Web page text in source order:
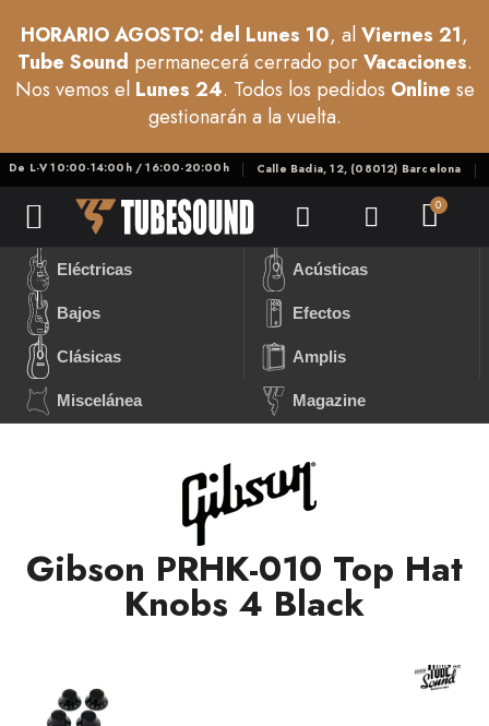
HORARIO AGOSTO: del Lunes 10, alViernes 21,
Tube Sound permanecerá cerrado porVacaciones.
Nos vemos el Lunes 24. Todos los pedidos Online se
gestionarán a la vuelta.
De L-V 10:00-14:00h / 16:00-20:00h Calle Badia, 12, (08012) Barcelona
Eléctricas Acústicas
Bajos Efectos
Clásicas Amplis
Miscelánea Magazine
Gibson PRHK-010 Top Hat
Knobs 4 Black